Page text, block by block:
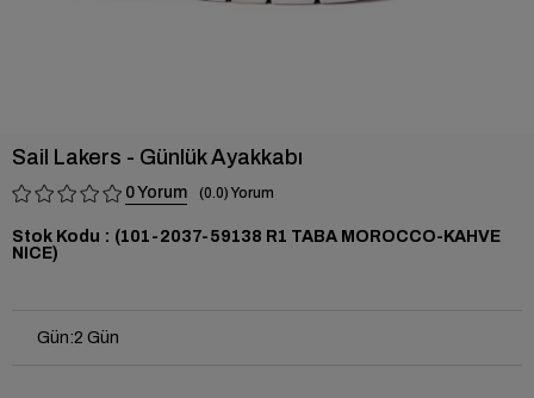
Sail Lakers - Günlük Ayakkabı
0 0.0
Stok Kodu
(101-2037-59138 R1 TABA MOROCCO-KAHVE
NICE)
Gün:2 Gün